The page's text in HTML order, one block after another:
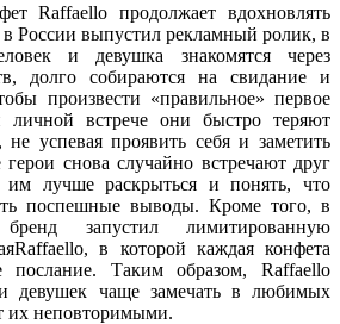
Raffaello продолжает вдохновлять
России выпустил рекламный ролик, в
и девушка знакомятся через
долго собираются на свидание и
произвести «правильное» первое
личной встрече они быстро теряют
не успевая проявить себя и заметить
снова случайно встречают друг
им лучше раскрыться и понять, что
поспешные выводы. Кроме того, в
запустил лимитированную
в которой каждая конфета
послание. Таким образом, Raffaello
девушек чаще замечать в любимых
их неповторимыми.